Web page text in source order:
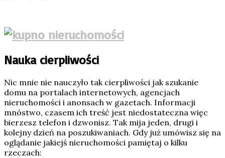
Nauka cierpliwości
Nic mnie nie nauczyło tak cierpliwości jak szukanie
domu na portalach internetowych, agencjach
nieruchomości i anonsach w gazetach. Informacji
mnóstwo, czasem ich treść jest niedostateczna więc
bierzesz telefon i dzwonisz. Tak mija jeden, drugi i
kolejny dzień na poszukiwaniach. Gdy już umówisz się na
oglądanie jakiejś nieruchomości pamiętaj o kilku
rzeczach: